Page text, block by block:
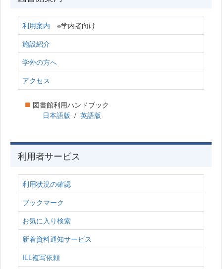
利用案内 ※学内者向け
施設紹介
学外の方へ
アクセス
■ 図書館利用ハンドブック
日本語版 / 英語版
利用者サービス
利用状況の確認
ブックマーク
お気に入り検索
新着資料通知サービス
ILL複写依頼